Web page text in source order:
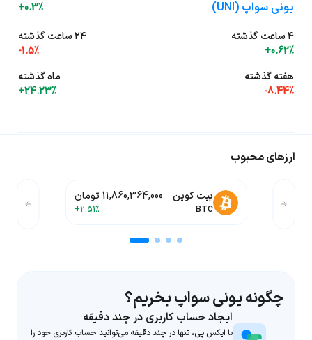
یونی سواپ (UNI)
+0.3%
۴ ساعت گذشته
+0.62%
۲۴ ساعت گذشته
-1.5%
هفته گذشته
-8.44%
ماه گذشته
+24.23%
ارزهای محبوب
یو ووچر
UUSD
176,000 تومان
-0.53%
چگونه یونی سواپ بخریم؟
ایجاد حساب کاربری در چند دقیقه
با ایکس پی، تنها در چند دقیقه می‌توانید حساب کاربری خود را